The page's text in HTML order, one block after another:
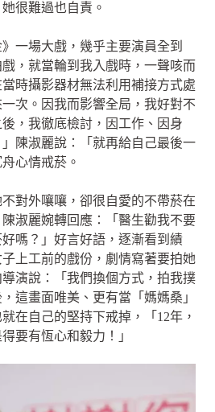
很難過也自責。
》一場大戲，幾乎主要演員全到
，就當輪到我入戲時，一聲咳而
時攝影器材無法利用補接方式處
次。因我而影響全局，我好對不
，我徹底檢討，因工作、因身
陳淑麗說：「就再給自己最後一
心情戒菸。
對外嚷嚷，卻很自愛的不帶菸在
淑麗婉轉回應：「醫生勸我不要
嗎？」好言好語，逐漸看到績
上工前的戲份，劇情寫著要拍她
演說：「我們換個方式，拍我撲
這畫面唯美、更有當「媽媽桑」
在自己的堅持下戒掉，「12年，
要有恆心和毅力！」